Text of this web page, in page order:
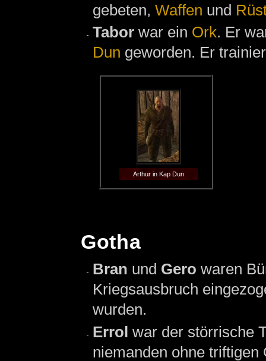
gebeten, Waffen und
Tabor war ein Ork. Er
Dun geworden. Er
Arthur in Kap Dun
Gotha
Bran und Gero waren
Kriegsausbruch
wurden.
Errol war der störrische
niemanden ohne